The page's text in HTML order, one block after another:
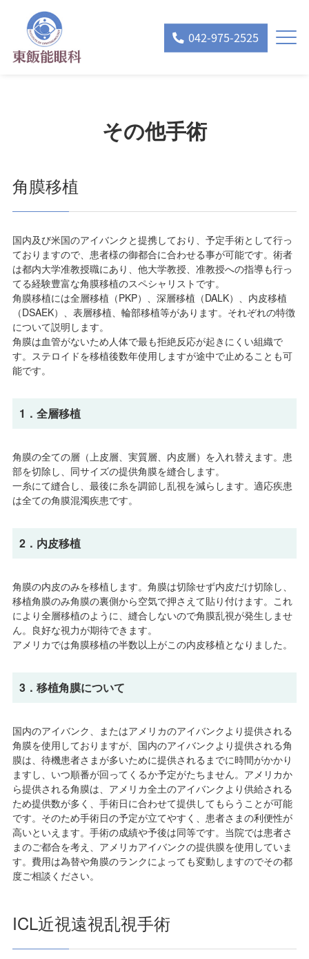
042-975-2525
その他手術
角膜移植
国内及び米国のアイバンクと提携しており、予定手術として行っ
ておりますので、患者様の御都合に合わせる事が可能です。術者
は都内大学准教授職にあり、他大学教授、准教授への指導も行っ
てる経験豊富な角膜移植のスペシャリストです。
角膜移植には全層移植（PKP）、深層移植（DALK）、内皮移植
（DSAEK）、表層移植、輪部移植等があります。それぞれの特徴
について説明します。
角膜は血管がないため人体で最も拒絶反応が起きにくい組織で
す。ステロイドを移植後数年使用しますが途中で止めることも可
能です。
1．全層移植
角膜の全ての層（上皮層、実質層、内皮層）を入れ替えます。患
部を切除し、同サイズの提供角膜を縫合します。
一糸にて縫合し、最後に糸を調節し乱視を減らします。適応疾患
は全ての角膜混濁疾患です。
2．内皮移植
角膜の内皮のみを移植します。角膜は切除せず内皮だけ切除し、
移植角膜のみ角膜の裏側から空気で押さえて貼り付けます。これ
により全層移植のように、縫合しないので角膜乱視が発生しませ
ん。良好な視力が期待できます。
アメリカでは角膜移植の半数以上がこの内皮移植となりました。
3．移植角膜について
国内のアイバンク、またはアメリカのアイバンクより提供される
角膜を使用しておりますが、国内のアイバンクより提供される角
膜は、待機患者さまが多いために提供されるまでに時間がかかり
ますし、いつ順番が回ってくるか予定がたちません。アメリカか
ら提供される角膜は、アメリカ全土のアイバンクより供給される
ため提供数が多く、手術日に合わせて提供してもらうことが可能
です。そのため手術日の予定が立てやすく、患者さまの利便性が
高いといえます。手術の成績や予後は同等です。当院では患者さ
まのご都合を考え、アメリカアイバンクの提供膜を使用していま
す。費用は為替や角膜のランクによっても変動しますのでその都
度ご相談ください。
ICL近視遠視乱視手術